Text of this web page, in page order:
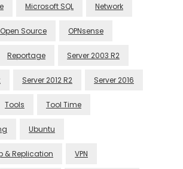
Microsoft SQL Network
Open Source OPNsense
Reportage Server 2003 R2
Server 2012 R2 Server 2016
Tools Tool Time
Ubuntu
& Replication VPN